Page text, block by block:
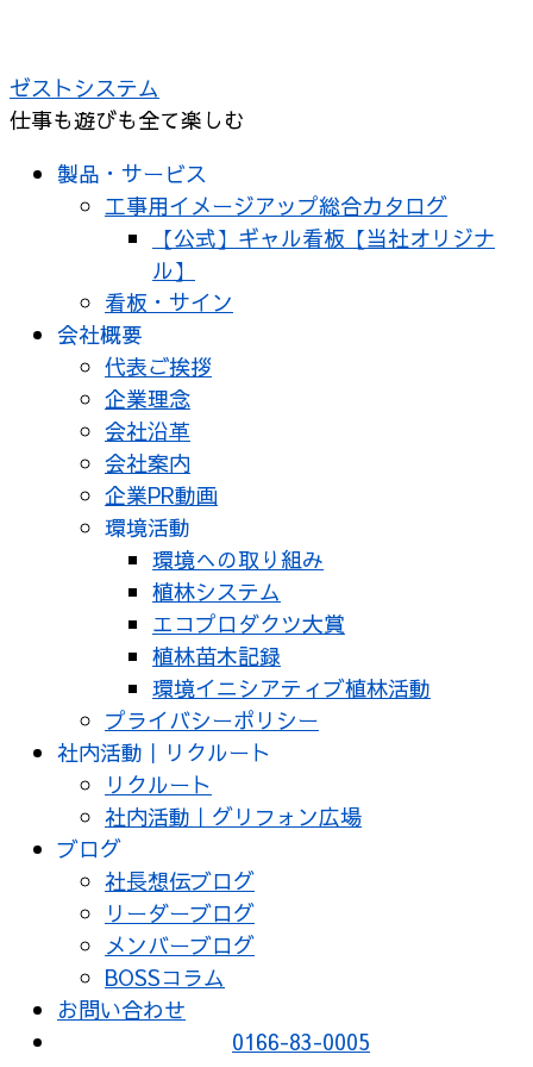
テ
ン
ゼストシステム
仕事も遊びも全て楽しむ
製品・サービス
工事用イメージアップ総合カタログ
【公式】ギャル看板【当社オリジナ
ル】
看板・サイン
会社概要
代表ご挨拶
企業理念
会社沿革
会社案内
企業PR動画
環境活動
環境への取り組み
植林システム
エコプロダクツ大賞
植林苗木記録
環境イニシアティブ植林活動
プライバシーポリシー
社内活動｜リクルート
リクルート
社内活動｜グリフォン広場
ブログ
社長想伝ブログ
リーダーブログ
メンバーブログ
BOSSコラム
お問い合わせ
0166-83-0005